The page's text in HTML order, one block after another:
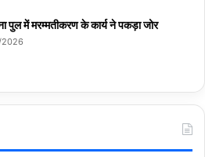
पुल में मरम्मतीकरण के कार्य ने पकड़ा जोर